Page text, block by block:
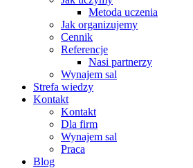
Metoda uczenia
Jak organizujemy
Cennik
Referencje
Nasi partnerzy
Wynajem sal
Strefa wiedzy
Kontakt
Kontakt
Dla firm
Wynajem sal
Praca
Blog